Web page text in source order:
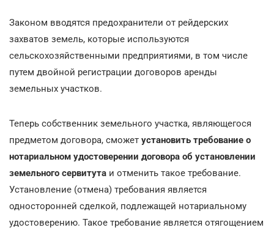
Законом вводятся предохранители от рейдерских
захватов земель, которые используются
сельскохозяйственными предприятиями, в том числе
путем двойной регистрации договоров аренды
земельных участков.
Теперь собственник земельного участка, являющегося
предметом договора, сможет установить требование о
нотариальном удостоверении договора об установлении
земельного сервитута и отменить такое требование.
Установление (отмена) требования является
односторонней сделкой, подлежащей нотариальному
удостоверению. Такое требование является отягощением